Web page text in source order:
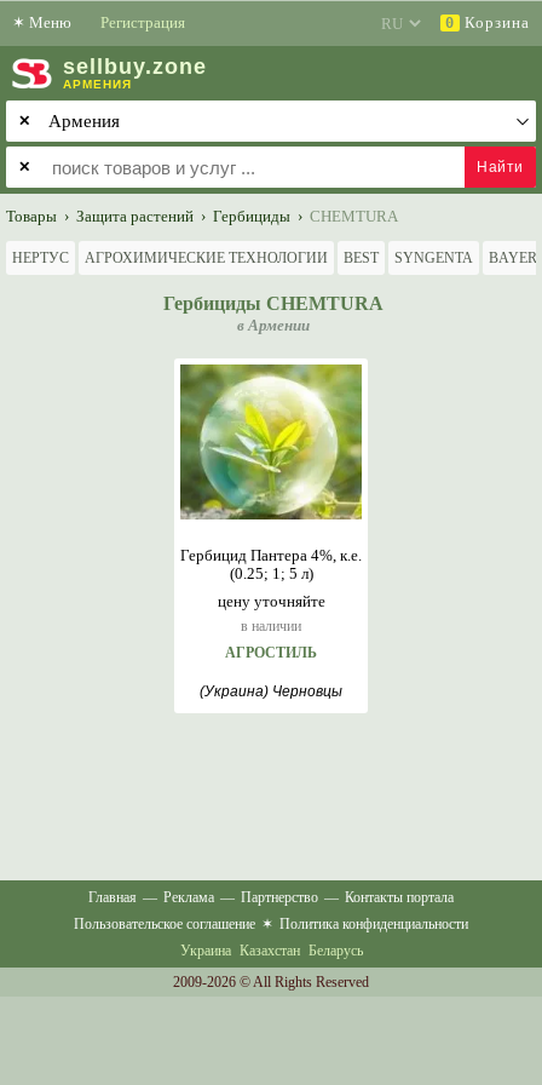
✶ Меню Регистрация 0 Корзина
sell buy.zone
АРМЕНИЯ
✕
✕
Товары › Защита растений › Гербициды › CHEMTURA
НЕРТУС АГРОХИМИЧЕСКИЕ ТЕХНОЛОГИИ BEST SYNGENTA BAYER
Гербициды CHEMTURA
в Армении
цену уточняйте
в наличии
Гербицид Пантера 4%, к.е.
(0.25; 1; 5 л)
АГРОСТИЛЬ
(Украина) Черновцы
Главная — Реклама — Партнерство — Контакты портала
Пользовательское соглашение ✶ Политика конфиденциальности
Украина Казахстан Беларусь
2009-2026 © All Rights Reserved